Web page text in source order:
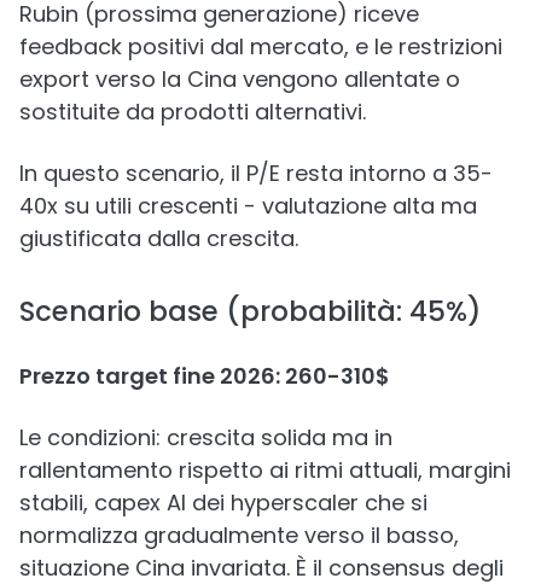
Rubin (prossima generazione) riceve
feedback positivi dal mercato, e le restrizioni
export verso la Cina vengono allentate o
sostituite da prodotti alternativi.
In questo scenario, il P/E resta intorno a 35-
40x su utili crescenti - valutazione alta ma
giustificata dalla crescita.
Scenario base (probabilità: 45%)
Prezzo target fine 2026: 260-310$
Le condizioni: crescita solida ma in
rallentamento rispetto ai ritmi attuali, margini
stabili, capex AI dei hyperscaler che si
normalizza gradualmente verso il basso,
situazione Cina invariata. È il consensus degli